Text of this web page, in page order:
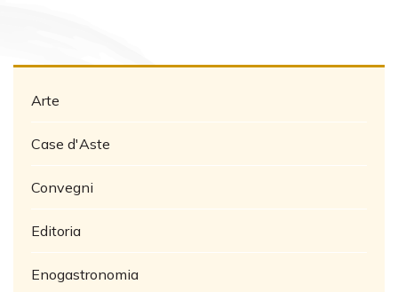
Arte
Case d'Aste
Convegni
Editoria
Enogastronomia